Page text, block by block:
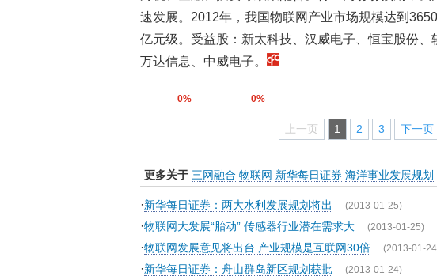
速发展。2012年，我国物联网产业市场规模达到
亿元级。受益股：新太科技、汉威电子、恒宝股份、
万达信息、中威电子。
0% 0%
上一页 1 2 3 下一页
更多关于 三网融合 物联网 新华每日证券 海洋事业发展规划
·新华每日证券：两大水利发展规划将出 (2013-01-25)
·物联网大发展“胎动” 传感器行业潜在需求大 (2013-01-25)
·物联网发展意见将出台 产业规模是互联网30倍 (2013-01-
·新华每日证券：舟山群岛新区规划获批 (2013-01-24)